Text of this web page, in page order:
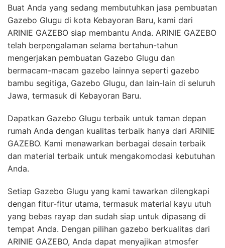
Buat Anda yang sedang membutuhkan jasa pembuatan
Gazebo Glugu di kota Kebayoran Baru, kami dari
ARINIE GAZEBO siap membantu Anda. ARINIE GAZEBO
telah berpengalaman selama bertahun-tahun
mengerjakan pembuatan Gazebo Glugu dan
bermacam-macam gazebo lainnya seperti gazebo
bambu segitiga, Gazebo Glugu, dan lain-lain di seluruh
Jawa, termasuk di Kebayoran Baru.
Dapatkan Gazebo Glugu terbaik untuk taman depan
rumah Anda dengan kualitas terbaik hanya dari ARINIE
GAZEBO. Kami menawarkan berbagai desain terbaik
dan material terbaik untuk mengakomodasi kebutuhan
Anda.
Setiap Gazebo Glugu yang kami tawarkan dilengkapi
dengan fitur-fitur utama, termasuk material kayu utuh
yang bebas rayap dan sudah siap untuk dipasang di
tempat Anda. Dengan pilihan gazebo berkualitas dari
ARINIE GAZEBO, Anda dapat menyajikan atmosfer